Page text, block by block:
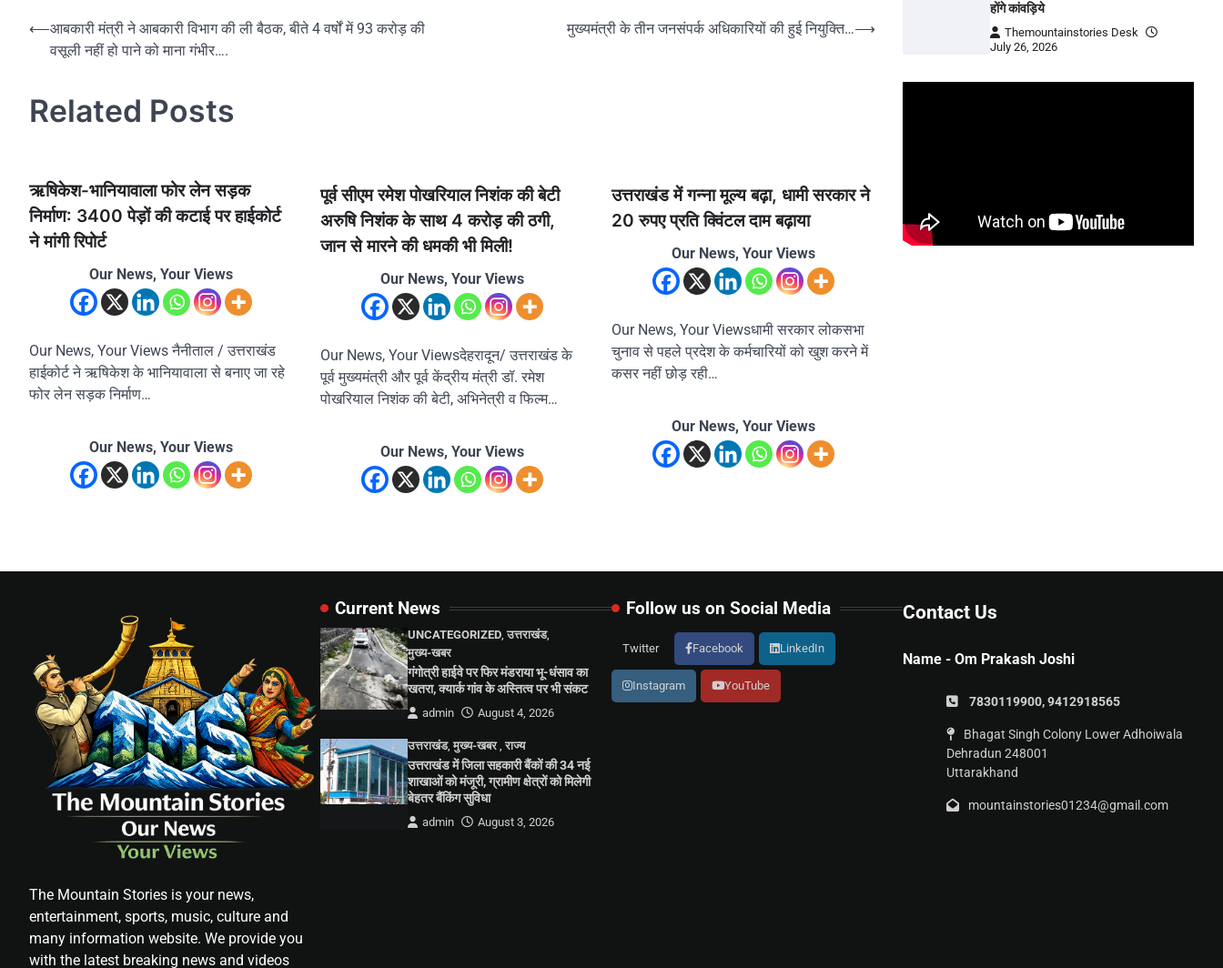
Post
navigation
⟵आबकारी मंत्री ने आबकारी विभाग की ली बैठक, बीते 4 वर्षों में 93 करोड़ की
वसूली नहीं हो पाने को माना गंभीर….
मुख्यमंत्री के तीन जनसंपर्क अधिकारियों की हुई नियुक्ति…⟶
Related Posts
ऋषिकेश-भानियावाला फोर लेन सड़क
निर्माण: 3400 पेड़ों की कटाई पर हाईकोर्ट
ने मांगी रिपोर्ट
Our News, Your Views
Our News, Your Views नैनीताल / उत्तराखंड
हाईकोर्ट ने ऋषिकेश के भानियावाला से बनाए जा रहे
फोर लेन सड़क निर्माण…
Our News, Your Views
पूर्व सीएम रमेश पोखरियाल निशंक की बेटी
अरुषि निशंक के साथ 4 करोड़ की ठगी,
जान से मारने की धमकी भी मिली!
Our News, Your Views
Our News, Your Viewsदेहरादून/ उत्तराखंड के
पूर्व मुख्यमंत्री और पूर्व केंद्रीय मंत्री डॉ. रमेश
पोखरियाल निशंक की बेटी, अभिनेत्री व फिल्म…
Our News, Your Views
उत्तराखंड में गन्ना मूल्य बढ़ा, धामी सरकार ने
20 रुपए प्रति क्विंटल दाम बढ़ाया
Our News, Your Views
Our News, Your Viewsधामी सरकार लोकसभा
चुनाव से पहले प्रदेश के कर्मचारियों को खुश करने में
कसर नहीं छोड़ रही…
Our News, Your Views
होंगे कांवड़िये
Themountainstories Desk
July 26, 2026
The Mountain Stories is your news,
entertainment, sports, music, culture and
many information website. We provide you
with the latest breaking news and videos
Current News
UNCATEGORIZED उत्तराखंड,
मुख्य-खबर
गंगोत्री हाईवे पर फिर मंडराया भू-धंसाव का
खतरा, क्यार्क गांव के अस्तित्व पर भी संकट
admin August 4, 2026
उत्तराखंड, मुख्य-खबर राज्य
उत्तराखंड में जिला सहकारी बैंकों की 34 नई
शाखाओं को मंजूरी, ग्रामीण क्षेत्रों को मिलेगी
बेहतर बैंकिंग सुविधा
admin August 3, 2026
Follow us on Social Media
Twitter Facebook LinkedIn
Instagram YouTube
Contact Us
Name - Om Prakash Joshi
7830119900, 9412918565
Bhagat Singh Colony Lower Adhoiwala
Dehradun 248001
Uttarakhand
mountainstories01234@gmail.com